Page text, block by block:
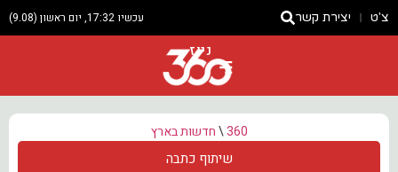
צ'ט יצירת קשר עכשיו 17:32, יום ראשון (9.08)
ניוז
360
\חדשות בארץ
שיתוף כתבה